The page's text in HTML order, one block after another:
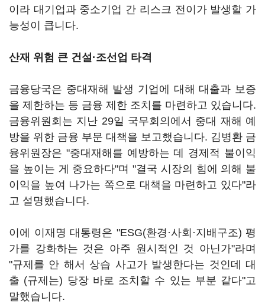
이라 대기업과 중소기업 간 리스크 전이가 발생할 가
능성이 큽니다.
산재 위험 큰 건설·조선업 타격
금융당국은 중대재해 발생 기업에 대해 대출과 보증
을 제한하는 등 금융 제한 조치를 마련하고 있습니다.
금융위원회는 지난 29일 국무회의에서 중대 재해 예
방을 위한 금융 부문 대책을 보고했습니다. 김병환 금
융위원장은 "중대재해를 예방하는 데 경제적 불이익
을 높이는 게 중요하다"며 "결국 시장의 힘에 의해 불
이익을 높여 나가는 쪽으로 대책을 마련하고 있다"라
고 설명했습니다.
이에 이재명 대통령은 "ESG(환경·사회·지배구조) 평
가를 강화하는 것은 아주 원시적인 것 아닌가"라며
"규제를 안 해서 상습 사고가 발생한다는 것인데 대
출 (규제는) 당장 바로 조치할 수 있는 부분 같다"고
말했습니다.